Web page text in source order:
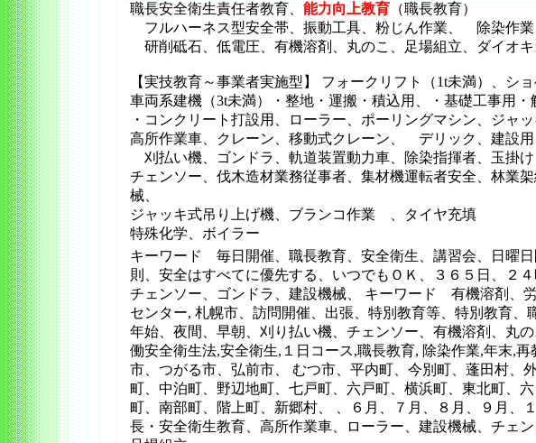
職長安全衛生責任者教育、 能力向上教育 （職長教育）
フルハーネス型安全帯、振動工具、粉じん作業、 除染作業
研削砥石、低電圧、有機溶剤、丸のこ、足場組立、ダイオキ
【実技教育～事業者実施型】 フォークリフト（1t未満）、シ
車両系建機（3t未満）・整地・運搬・積込用、・基礎工事用・
・コンクリート打設用、ローラー、ポーリングマシン、ジャ
高所作業車、クレーン、移動式クレーン、 デリック、建設
刈払い機、ゴンドラ、軌道装置動力車、除染指揮者、玉掛け
チェンソー、伐木造材業務従事者、集材機運転者安全、林業
械、
ジャッキ式吊り上げ機、ブランコ作業 、タイヤ充填
特殊化学、ボイラー
キーワード 毎日開催、職長教育、安全衛生、講習会、日曜
則、安全はすべてに優先する、いつでもＯＫ、３６５日、２
チェンソー、ゴンドラ、建設機械、 キーワード 有機溶剤、
センター, 札幌市、訪問開催、出張、特別教育等、特別教育
年始、夜間、早朝、刈り払い機、チェンソー、有機溶剤、丸
働安全衛生法,安全衛生,１日コース,職長教育, 除染作業,年末,
市、つがる市、弘前市、 むつ市、平内町、今別町、蓬田村、
町、中泊町、野辺地町、七戸町、六戸町、横浜町、東北町、
町、南部町、階上町、新郷村、 、６月、７月、８月、９月、
長・安全衛生教育、高所作業車、ローラー、建設機械、チェ